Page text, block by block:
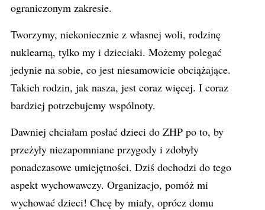
ograniczonym zakresie.
Tworzymy, niekoniecznie z własnej woli, rodzinę
nuklearną, tylko my i dzieciaki. Możemy polegać
jedynie na sobie, co jest niesamowicie obciążające.
Takich rodzin, jak nasza, jest coraz więcej. I coraz
bardziej potrzebujemy wspólnoty.
Dawniej chciałam posłać dzieci do ZHP po to, by
przeżyły niezapomniane przygody i zdobyły
ponadczasowe umiejętności. Dziś dochodzi do tego
aspekt wychowawczy. Organizacjo, pomóż mi
wychować dzieci! Chcę by miały, oprócz domu